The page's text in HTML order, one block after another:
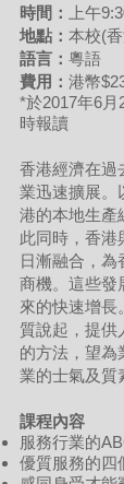
時間：
上午
地點： 本校(
語言： 粵語
費用 ： 港幣
*於2017年6月
時報讀
香港經濟在過
業迅速擴展。
港的本地生產
此同時，香港
日漸融合，為
商機。這些發
來的快速增長
質說起，提供
的方法，望為
業的士氣及質
課程內容
服務行業的
優質服務的四